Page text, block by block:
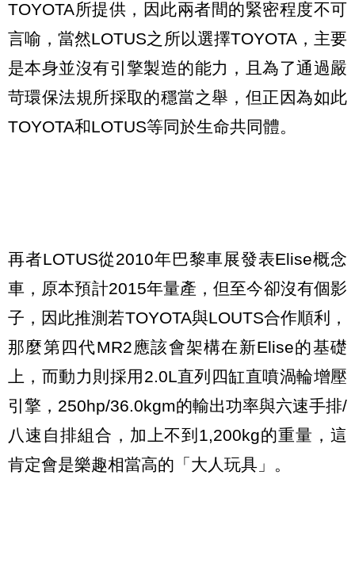
TOYOTA所提供，因此兩者間的緊密程度不可
言喻，當然LOTUS之所以選擇TOYOTA，主要
是本身並沒有引擎製造的能力，且為了通過嚴
苛環保法規所採取的穩當之舉，但正因為如此
TOYOTA和LOTUS等同於生命共同體。
再者LOTUS從2010年巴黎車展發表Elise概念
車，原本預計2015年量產，但至今卻沒有個影
子，因此推測若TOYOTA與LOUTS合作順利，
那麼第四代MR2應該會架構在新Elise的基礎
上，而動力則採用2.0L直列四缸直噴渦輪增壓
引擎，250hp/36.0kgm的輸出功率與六速手排/
八速自排組合，加上不到1,200kg的重量，這
肯定會是樂趣相當高的「大人玩具」。